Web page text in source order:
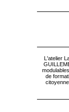
L'atelier
de